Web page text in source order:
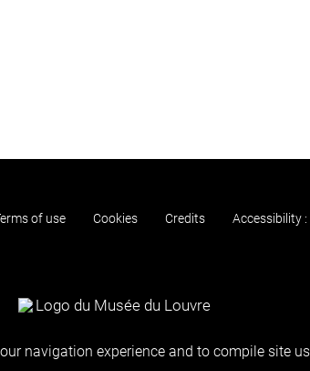
of use Cookies Credits Accessibility
navigation experience and to compile site